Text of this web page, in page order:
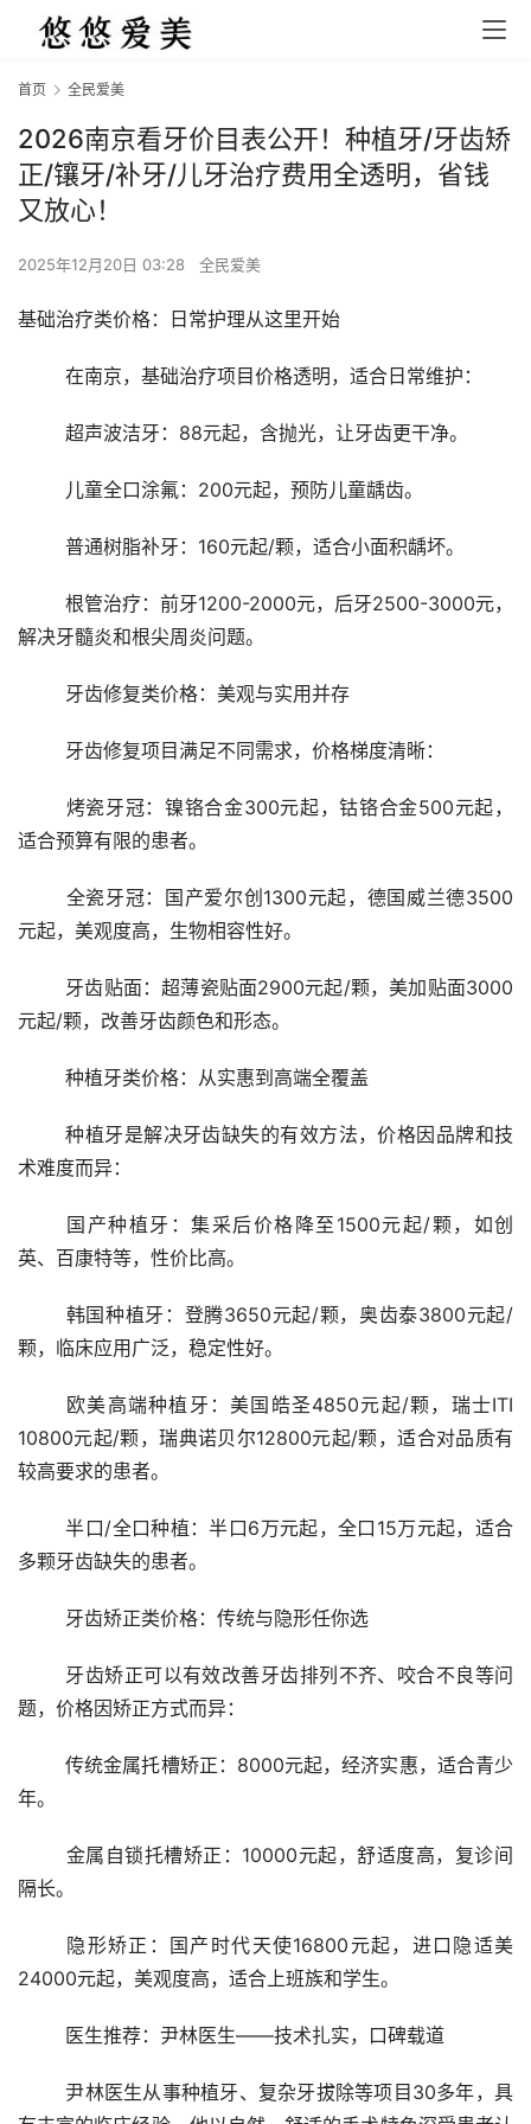
首页 全民爱美
2026南京看牙价目表公开！种植牙/牙齿矫
正/镶牙/补牙/儿牙治疗费用全透明，省钱
又放心！
2025年12月20日 03:28 全民爱美
基础治疗类价格：日常护理从这里开始
	在南京，基础治疗项目价格透明，适合日常维护：
	超声波洁牙：88元起，含抛光，让牙齿更干净。
	儿童全口涂氟：200元起，预防儿童龋齿。
	普通树脂补牙：160元起/颗，适合小面积龋坏。
解决牙髓炎和根尖周炎问题。
	牙齿修复类价格：美观与实用并存
	牙齿修复项目满足不同需求，价格梯度清晰：
适合预算有限的患者。
元起，美观度高，生物相容性好。
元起/颗，改善牙齿颜色和形态。
	种植牙类价格：从实惠到高端全覆盖
	种植牙是解决牙齿缺失的有效方法，价格因品牌和技
术难度而异：
英、百康特等，性价比高。
颗，临床应用广泛，稳定性好。
10800元起/颗，瑞典诺贝尔12800元起/颗，适合对品质有
较高要求的患者。
	半口/全口种植：半口6万元起，全口15万元起，适合
多颗牙齿缺失的患者。
	牙齿矫正类价格：传统与隐形任你选
题，价格因矫正方式而异：
	传统金属托槽矫正：8000元起，经济实惠，适合青少
年。
隔长。
24000元起，美观度高，适合上班族和学生。
	医生推荐：尹林医生——技术扎实，口碑载道
	尹林医生从事种植牙、复杂牙拔除等项目30多年，具